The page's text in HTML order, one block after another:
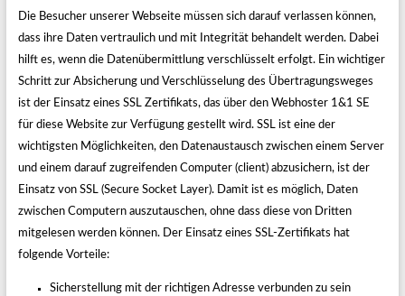
Die Besucher unserer Webseite müssen sich darauf verlassen können,
dass ihre Daten vertraulich und mit Integrität behandelt werden. Dabei
hilft es, wenn die Datenübermittlung verschlüsselt erfolgt. Ein wichtiger
Schritt zur Absicherung und Verschlüsselung des Übertragungsweges
ist der Einsatz eines SSL Zertifikats, das über den Webhoster 1&1 SE
für diese Website zur Verfügung gestellt wird. SSL ist eine der
wichtigsten Möglichkeiten, den Datenaustausch zwischen einem Server
und einem darauf zugreifenden Computer (client) abzusichern, ist der
Einsatz von SSL (Secure Socket Layer). Damit ist es möglich, Daten
zwischen Computern auszutauschen, ohne dass diese von Dritten
mitgelesen werden können. Der Einsatz eines SSL-Zertifikats hat
folgende Vorteile:
Sicherstellung mit der richtigen Adresse verbunden zu sein